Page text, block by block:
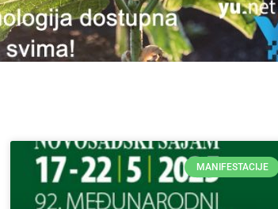
MANIFESTACIJE